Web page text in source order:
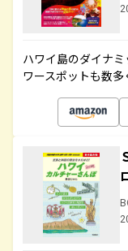
ハワイ島のダイナ
ワースポットも数